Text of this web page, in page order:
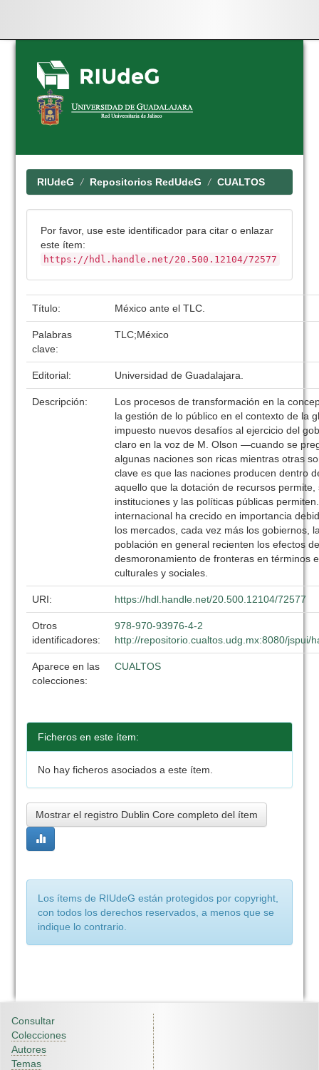
Skip
navigation
RIUdeG Repositorios RedUdeG CUALTOS
Por favor, use este identificador para citar o enlazar
este ítem:
https://hdl.handle.net/20.500.12104/72577
Título: México ante el TLC.
Palabras
clave:
TLC;México
Editorial: Universidad de Guadalajara.
Descripción:
Los procesos de transformación en la
la gestión de lo público en el contexto de la
impuesto nuevos desafíos al ejercicio del
claro en la voz de M. Olson ―cuando se
algunas naciones son ricas mientras otras
clave es que las naciones producen dentro
aquello que la dotación de recursos
instituciones y las políticas públicas
internacional ha crecido en importancia
los mercados, cada vez más los gobiernos,
población en general recienten los efectos
desmoronamiento de fronteras en términos
culturales y sociales.
URI: https://hdl.handle.net/20.500.12104/72577
Otros
identificadores:
978-970-93976-4-2
http://repositorio.cualtos.udg.mx:8080/jspui/
Aparece en las
colecciones:
CUALTOS
Ficheros en este ítem:
No hay ficheros asociados a este ítem.
Mostrar el registro Dublin Core completo del ítem
Los ítems de RIUdeG están protegidos por copyright,
con todos los derechos reservados, a menos que se
indique lo contrario.
Consultar
Colecciones
Autores
Temas